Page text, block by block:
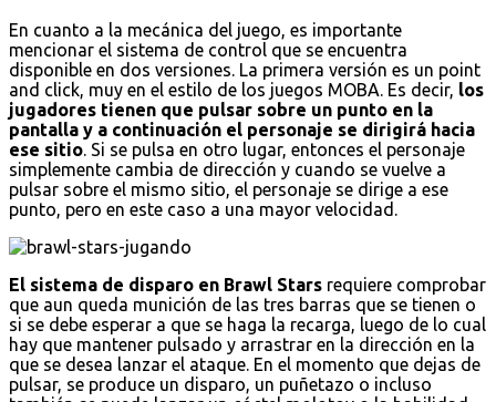
En cuanto a la mecánica del juego, es importante
mencionar el sistema de control que se encuentra
disponible en dos versiones. La primera versión es un point
and click, muy en el estilo de los juegos MOBA. Es decir, los
jugadores tienen que pulsar sobre un punto en la
pantalla y a continuación el personaje se dirigirá hacia
ese sitio. Si se pulsa en otro lugar, entonces el personaje
simplemente cambia de dirección y cuando se vuelve a
pulsar sobre el mismo sitio, el personaje se dirige a ese
punto, pero en este caso a una mayor velocidad.
El sistema de disparo en Brawl Stars requiere comprobar
que aun queda munición de las tres barras que se tienen o
si se debe esperar a que se haga la recarga, luego de lo cual
hay que mantener pulsado y arrastrar en la dirección en la
que se desea lanzar el ataque. En el momento que dejas de
pulsar, se produce un disparo, un puñetazo o incluso